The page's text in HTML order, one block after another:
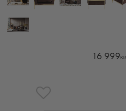
16 999KR
Lägg till i favoriter